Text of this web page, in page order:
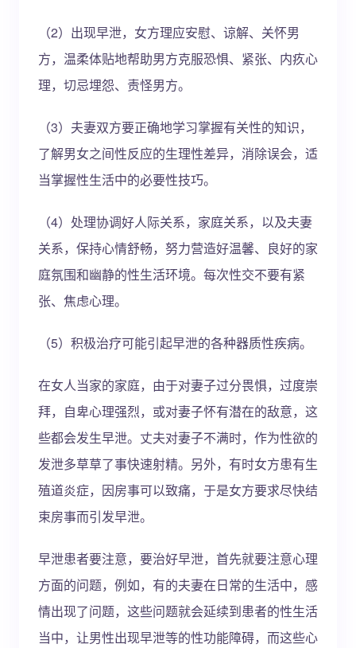
（2）出现早泄，女方理应安慰、谅解、关怀男
方，温柔体贴地帮助男方克服恐惧、紧张、内疚心
理，切忌埋怨、责怪男方。
（3）夫妻双方要正确地学习掌握有关性的知识，
了解男女之间性反应的生理性差异，消除误会，适
当掌握性生活中的必要性技巧。
（4）处理协调好人际关系，家庭关系，以及夫妻
关系，保持心情舒畅，努力营造好温馨、良好的家
庭氛围和幽静的性生活环境。每次性交不要有紧
张、焦虑心理。
（5）积极治疗可能引起早泄的各种器质性疾病。
在女人当家的家庭，由于对妻子过分畏惧，过度崇
拜，自卑心理强烈，或对妻子怀有潜在的敌意，这
些都会发生早泄。丈夫对妻子不满时，作为性欲的
发泄多草草了事快速射精。另外，有时女方患有生
殖道炎症，因房事可以致痛，于是女方要求尽快结
束房事而引发早泄。
早泄患者要注意，要治好早泄，首先就要注意心理
方面的问题，例如，有的夫妻在日常的生活中，感
情出现了问题，这些问题就会延续到患者的性生活
当中，让男性出现早泄等的性功能障碍，而这些心